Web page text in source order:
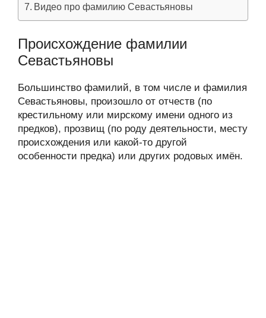
Видео про фамилию Севастьяновы
Происхождение фамилии
Севастьяновы
Большинство фамилий, в том числе и фамилия
Севастьяновы, произошло от отчеств (по
крестильному или мирскому имени одного из
предков), прозвищ (по роду деятельности, месту
происхождения или какой-то другой
особенности предка) или других родовых имён.